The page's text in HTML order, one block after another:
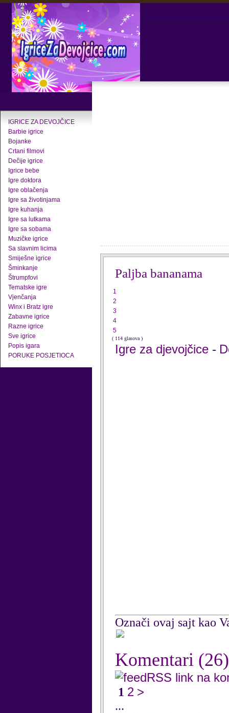
IGRICE ZA DEVOJČICE
Barbie igrice
Bojanke
Crtani filmovi
Dečije igrice
Igrice bebe
Igre doktora
Igre oblačenja
Igre sa životinjama
Igre kuhanja
Igre sa lutkama
Igre sa sobama
Muzičke igrice
Sa slavnim licima
Smiješne igrice
Šminkanje
Štrumpfovi
Tematske igre
Vjenčanja
Winx i Bratz igre
Zabavne igrice
Razne igrice
Sve igrice
Popis igara
PORUKE POSJETIOCA
Paljba bananama
1
2
3
4
5
( 114 glasova )
Igre za djevojčice -
Označi ovaj sajt kao
Komentari (26)
RSS link na
1 2 >
...